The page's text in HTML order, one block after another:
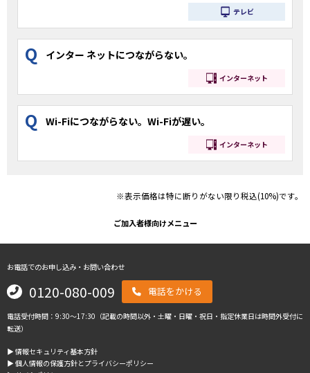
テレビ
Q インター ネットにつながらない。
インターネット
Q Wi-Fiにつながらない。Wi-Fiが遅い。
インターネット
※表示価格は特に断りがない限り税込(10%)です。
ご加入者様向けメニュー
お電話でのお申し込み・お問い合わせ
0120-080-009 電話をかける
電話受付時間：9:30～17:30（記載の時間以外・土曜・日曜・祝日・指定休業日は時間外受付に
転送）
▶︎ 情報セキュリティ基本方針
▶︎ 個人情報の保護方針とプライバシーポリシー